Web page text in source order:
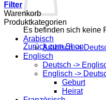
Es befinden sich keine
Zurück zum Shop
Filter
Warenkorb
Produktkategorien
Arabisch
Arabisch ->
Englisch
Deutsch ->
Englisch ->
Geburt
Heirat